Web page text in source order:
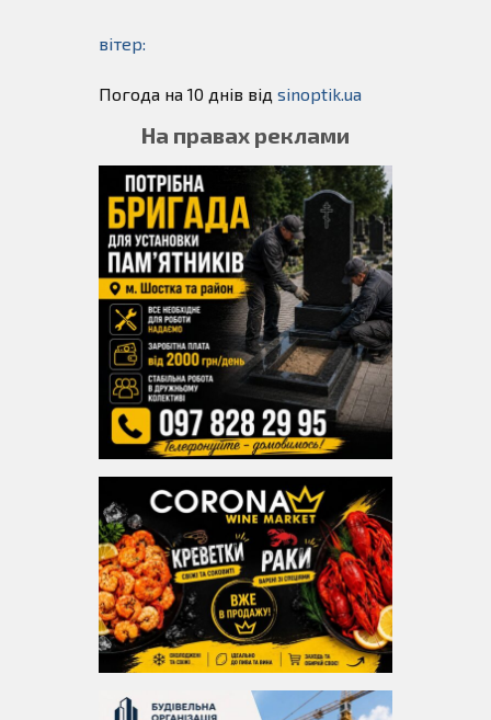
вітер:
Погода на 10 днів від sinoptik.ua
На правах реклами